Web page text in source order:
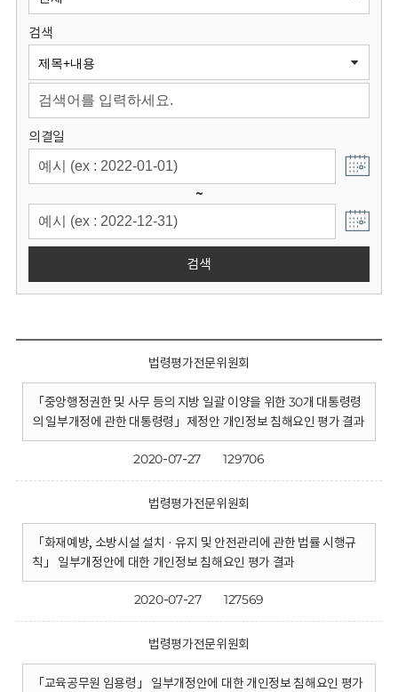
원
회
검색
의결일
~
검색
법령평가전문위원회
「중앙행정권한 및 사무 등의 지방 일괄 이양을 위한 30개 대통령령
의 일부개정에 관한 대통령령」제정안 개인정보 침해요인 평가 결과
2020-07-27 129706
법령평가전문위원회
「화재예방, 소방시설 설치 · 유지 및 안전관리에 관한 법률 시행규
칙」 일부개정안에 대한 개인정보 침해요인 평가 결과
2020-07-27 127569
법령평가전문위원회
「교육공무원 임용령」 일부개정안에 대한 개인정보 침해요인 평가